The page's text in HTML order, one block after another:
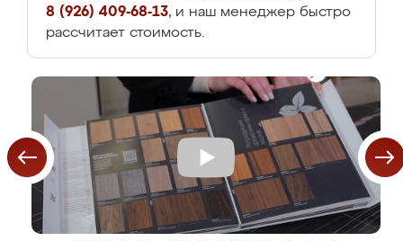
8 (926) 409-68-13, и наш менеджер быстро
рассчитает стоимость.